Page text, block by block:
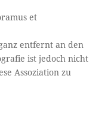
et
entfernt an den
ist jedoch nicht
Assoziation zu